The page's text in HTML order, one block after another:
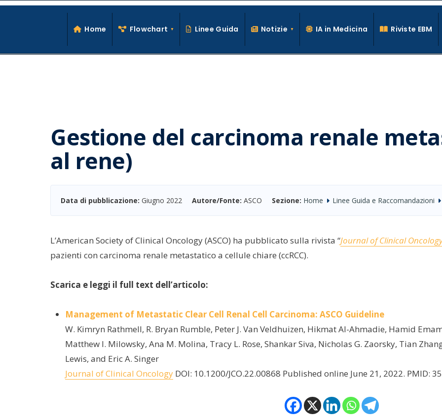
Skip
La conoscenza clinica per la pratica medica quotidiana
Home Flowchart Linee Guida Notizie IA in Medicina Riviste EBM
Gestione del carcinoma renale
al rene)
Data di pubblicazione: Giugno 2022 Autore/Fonte: ASCO Sezione: Home Linee Guida e Raccomandazioni
L’American Society of Clinical Oncology (ASCO) ha pubblicato sulla rivista “Journal of Clinical
pazienti con carcinoma renale metastatico a cellule chiare (ccRCC).
Scarica e leggi il full text dell’articolo:
Management of Metastatic Clear Cell Renal Cell Carcinoma: ASCO Guideline
W. Kimryn Rathmell, R. Bryan Rumble, Peter J. Van Veldhuizen, Hikmat Al-Ahmadie, Hamid
Matthew I. Milowsky, Ana M. Molina, Tracy L. Rose, Shankar Siva, Nicholas G. Zaorsky, Tian
Lewis, and Eric A. Singer
Journal of Clinical Oncology DOI: 10.1200/JCO.22.00868 Published online June 21, 2022. PMID: